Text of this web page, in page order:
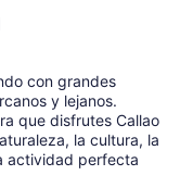
con grandes
y lejanos.
que disfrutes Callao
la cultura, la
actividad perfecta